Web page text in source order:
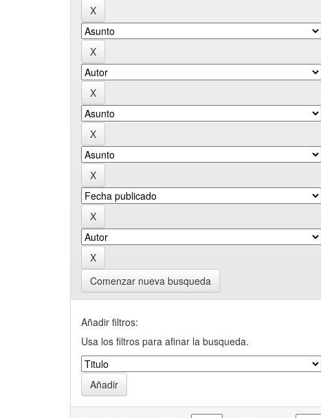
Comenzar nueva busqueda
Añadir filtros:
Usa los filtros para afinar la busqueda.